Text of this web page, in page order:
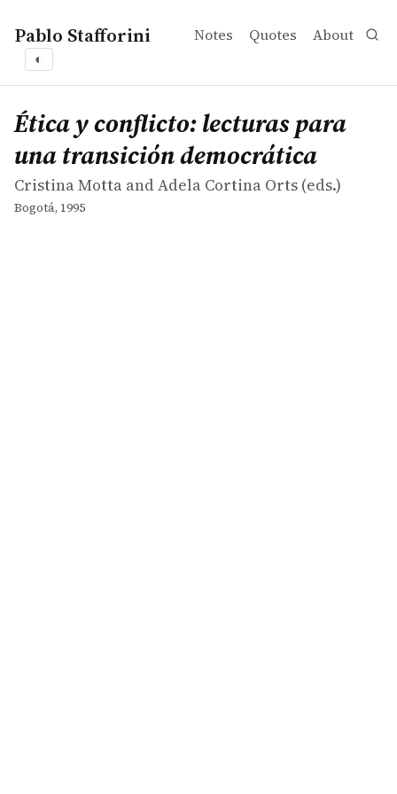
Pablo Stafforini Notes Quotes About
◐
works
Cristina Motta and Adela Cortina Orts
Ética y conflicto: lecturas para una transición
collection
Ética y conflicto: lecturas para
una transición democrática
Cristina Motta and Adela Cortina Orts (eds.)
Bogotá, 1995